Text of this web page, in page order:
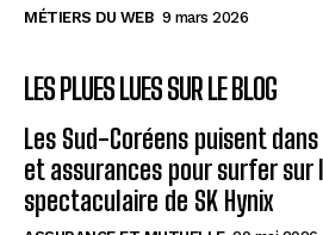
MÉTIERS DU WEB 9 mars 2026
LES PLUES LUES SUR LE BLOG
Les Sud-Coréens puisent
et assurances pour surfer sur
spectaculaire de SK Hynix